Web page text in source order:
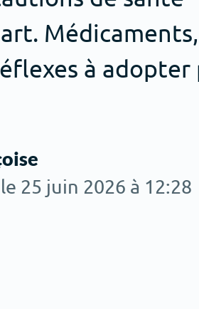
Médicaments,
à
25 juin 2026 à 12:28